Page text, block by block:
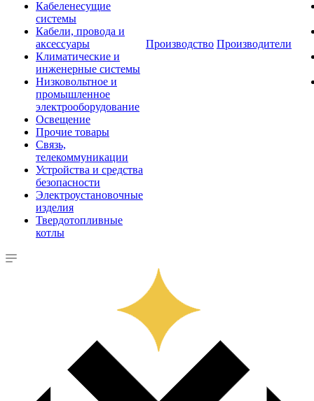
Кабеленесущие
системы
Кабели, провода и
аксессуары
Климатические и
инженерные системы
Низковольтное и
промышленное
электрооборудование
Освещение
Прочие товары
Связь,
телекоммуникации
Устройства и средства
безопасности
Электроустановочные
изделия
Твердотопливные
котлы
Производство Производители